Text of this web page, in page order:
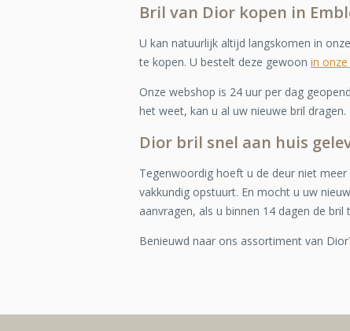
Bril van Dior kopen in
U kan natuurlijk altijd langskomen in
te kopen. U bestelt deze gewoon in
Onze webshop is 24 uur per dag
het weet, kan u al uw nieuwe bril dragen.
Dior bril snel aan huis
Tegenwoordig hoeft u de deur niet
vakkundig opstuurt. En mocht u uw
aanvragen, als u binnen 14 dagen de bril
Benieuwd naar ons assortiment van